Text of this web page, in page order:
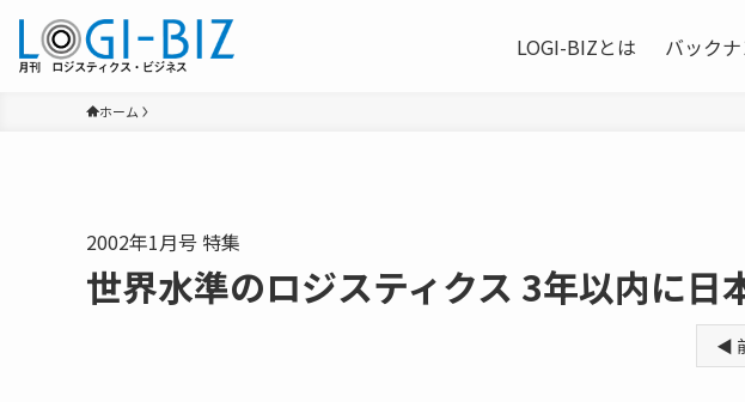
LOGI-BIZとは バック
ホーム
2002年1月号 特集
世界水準のロジスティクス 3年以内に日
◀